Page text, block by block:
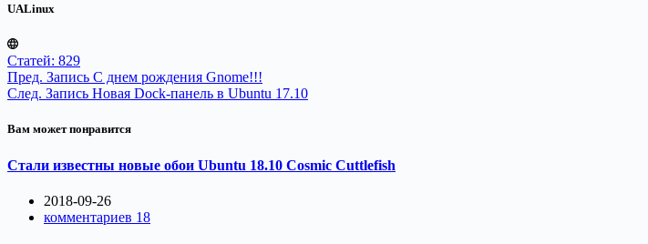
UALinux
Статей: 829
Пред. Запись С днем рождения Gnome!!!
След. Запись Новая Dock-панель в Ubuntu 17.10
Вам может понравится
Стали известны новые обои Ubuntu 18.10 Cosmic Cuttlefish
2018-09-26
комментариев 18